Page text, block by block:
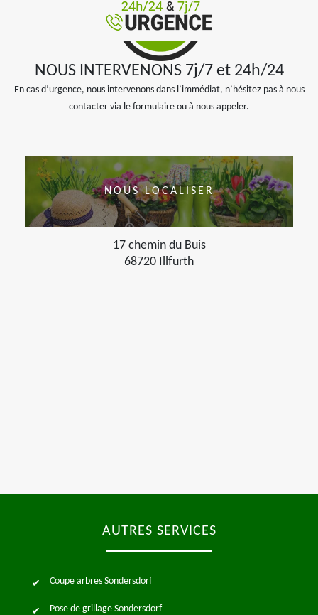
NOUS INTERVENONS 7j/7 et 24h/24
En cas d’urgence, nous intervenons dans l’immédiat, n’hésitez pas à nous
contacter via le formulaire ou à nous appeler.
NOUS LOCALISER
17 chemin du Buis
68720 Illfurth
AUTRES SERVICES
Coupe arbres Sondersdorf
Pose de grillage Sondersdorf